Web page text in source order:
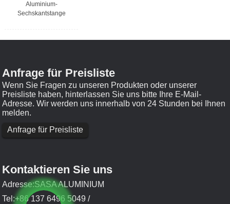
Aluminium-
Sechskantstange
Anfrage für Preisliste
Wenn Sie Fragen zu unseren Produkten oder unserer
Preisliste haben, hinterlassen Sie uns bitte Ihre E-Mail-
Adresse. Wir werden uns innerhalb von 24 Stunden bei Ihnen
melden.
Anfrage für Preisliste
Kontaktieren Sie uns
Adresse:SASA ALUMINIUM
Tel:+86 137 6496 5049 /